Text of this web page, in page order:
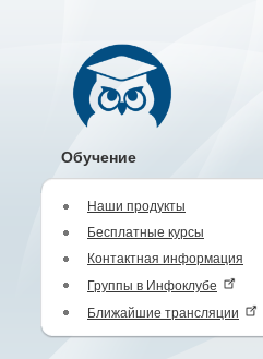
Обучение
Наши продукты
Бесплатные курсы
Контактная информация
Группы в Инфоклубе
Ближайшие трансляции